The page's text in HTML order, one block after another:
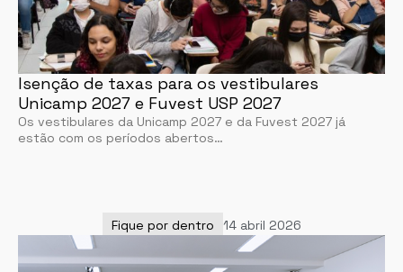
Isenção de taxas para os vestibulares
Unicamp 2027 e Fuvest USP 2027
Os vestibulares da Unicamp 2027 e da Fuvest 2027 já
estão com os períodos abertos…
Fique por dentro 14 abril 2026